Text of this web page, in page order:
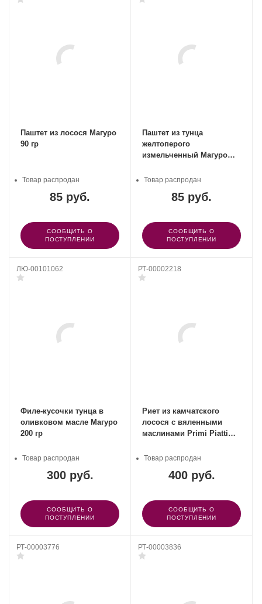
Паштет из лосося Магуро
90 гр
85 руб.
Товар распродан
СООБЩИТЬ О
ПОСТУПЛЕНИИ
Паштет из тунца
желтоперого
измельченный Магуро
85 руб.
Товар распродан
СООБЩИТЬ О
ПОСТУПЛЕНИИ
ЛЮ-00101062
Филе-кусочки тунца в
оливковом масле Магуро
200 гр
300 руб.
Товар распродан
СООБЩИТЬ О
ПОСТУПЛЕНИИ
РТ-00002218
Риет из камчатского
лосося с вяленными
маслинами Primi Piatti
400 руб.
Товар распродан
СООБЩИТЬ О
ПОСТУПЛЕНИИ
РТ-00003776 РТ-00003836